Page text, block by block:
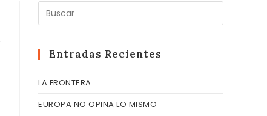
Escape
Entradas Recientes
LA FRONTERA
EUROPA NO OPINA LO MISMO